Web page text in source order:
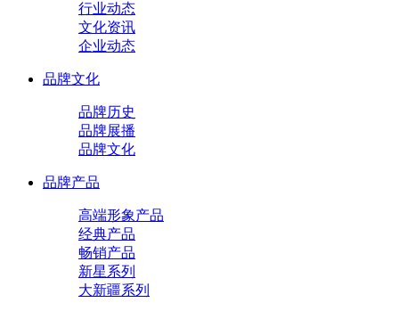
行业动态
文化资讯
企业动态
品牌文化
品牌历史
品牌展播
品牌文化
品牌产品
高端形象产品
经典产品
畅销产品
新星系列
大新疆系列